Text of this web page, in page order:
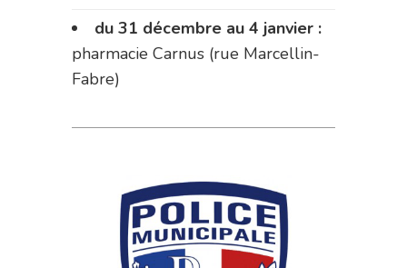
du 31 décembre au 4 janvier :
pharmacie Carnus (rue Marcellin-
Fabre)